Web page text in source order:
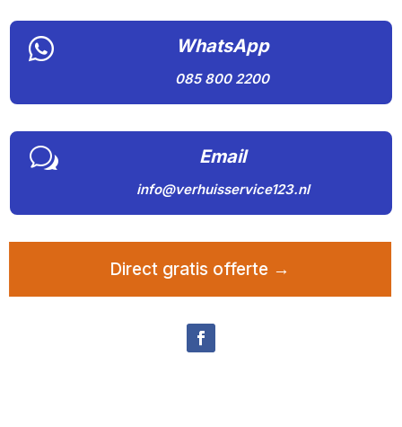
 WhatsApp
085 800 2200
w Email
info@verhuisservice123.nl
Direct gratis offerte →